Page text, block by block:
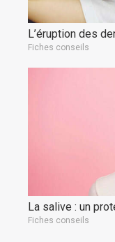
L’éruption des
Fiches conseils
La salive : un
Fiches conseils